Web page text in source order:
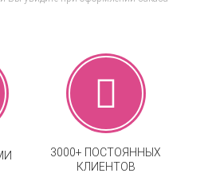
3000+ ПОСТОЯННЫХ
КЛИЕНТОВ